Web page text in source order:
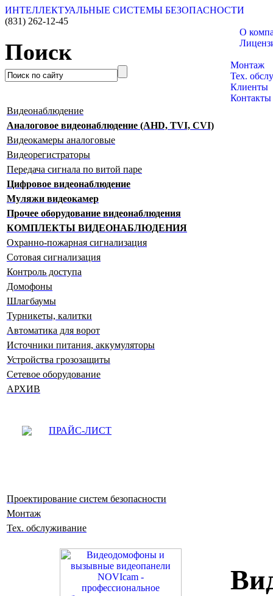
ИНТЕЛЛЕКТУАЛЬНЫЕ СИСТЕМЫ БЕЗОПАСНОСТИ
(831) 262-12-45
Поиск
О
Монтаж
Тех.
Клиенты
Контакты
Видеонаблюдение
Аналоговое видеонаблюдение (AHD, TVI, CVI)
Видеокамеры аналоговые
Видеорегистраторы
Передача сигнала по витой паре
Цифровое видеонаблюдение
Муляжи видеокамер
Прочее оборудование видеонаблюдения
КОМПЛЕКТЫ ВИДЕОНАБЛЮДЕНИЯ
Охранно-пожарная сигнализация
Сотовая сигнализация
Контроль доступа
Домофоны
Шлагбаумы
Турникеты, калитки
Автоматика для ворот
Источники питания, аккумуляторы
Устройства грозозащиты
Сетевое оборудование
АРХИВ
ПРАЙС-ЛИСТ
Проектирование систем безопасности
Монтаж
Тех. обслуживание